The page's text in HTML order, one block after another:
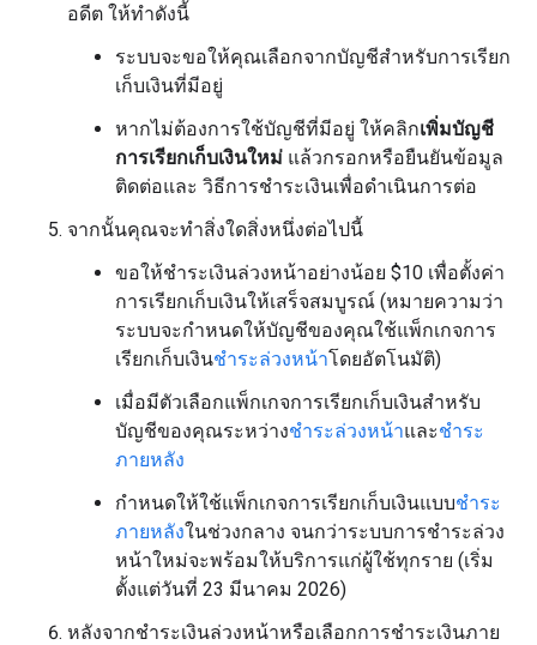
อดีต ให้ทำดังนี้
ระบบจะขอให้คุณเลือกจากบัญชีสำหรับการเรียก
เก็บเงินที่มีอยู่
หากไม่ต้องการใช้บัญชีที่มีอยู่ ให้คลิกเพิ่มบัญชี
การเรียกเก็บเงินใหม่ แล้วกรอกหรือยืนยันข้อมูล
ติดต่อและ วิธีการชำระเงินเพื่อดำเนินการต่อ
จากนั้นคุณจะทำสิ่งใดสิ่งหนึ่งต่อไปนี้
ขอให้ชำระเงินล่วงหน้าอย่างน้อย $10 เพื่อตั้งค่า
การเรียกเก็บเงินให้เสร็จสมบูรณ์ (หมายความว่า
ระบบจะกำหนดให้บัญชีของคุณใช้แพ็กเกจการ
เรียกเก็บเงินชำระล่วงหน้าโดยอัตโนมัติ)
เมื่อมีตัวเลือกแพ็กเกจการเรียกเก็บเงินสำหรับ
บัญชีของคุณระหว่างชำระล่วงหน้าและชำระ
ภายหลัง
กำหนดให้ใช้แพ็กเกจการเรียกเก็บเงินแบบชำระ
ภายหลังในช่วงกลาง จนกว่าระบบการชำระล่วง
หน้าใหม่จะพร้อมให้บริการแก่ผู้ใช้ทุกราย (เริ่ม
ตั้งแต่วันที่ 23 มีนาคม 2026)
หลังจากชำระเงินล่วงหน้าหรือเลือกการชำระเงินภาย